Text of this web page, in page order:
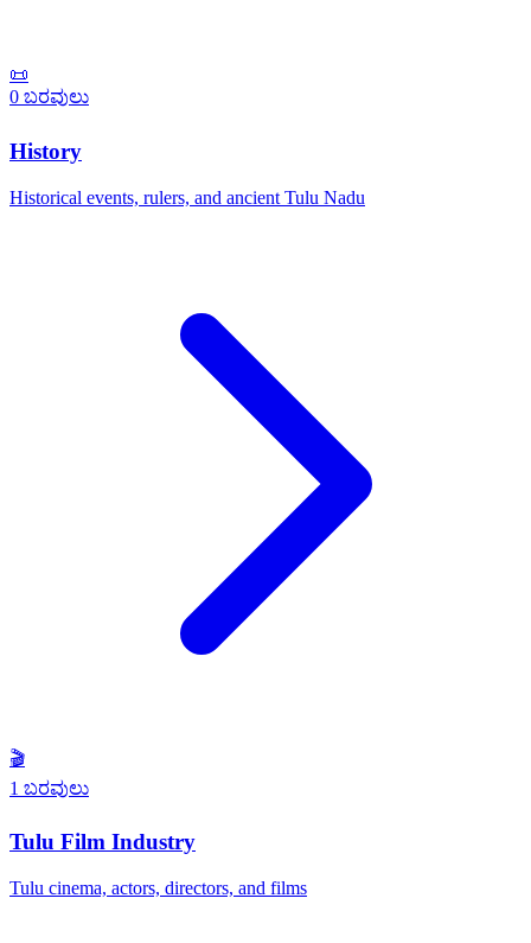
📜
0 ಬರವುಲು
History
Historical events, rulers, and ancient Tulu Nadu
🎬
1 ಬರವುಲು
Tulu Film Industry
Tulu cinema, actors, directors, and films